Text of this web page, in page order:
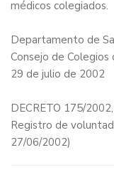
médicos colegiados.
Departamento de
Consejo de
29 de julio de 2002
DECRETO 175/
Registro de
27/06/2002)